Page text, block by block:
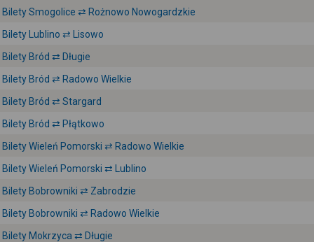
Bilety Smogolice ⇄ Rożnowo Nowogardzkie
Bilety Lublino ⇄ Lisowo
Bilety Bród ⇄ Długie
Bilety Bród ⇄ Radowo Wielkie
Bilety Bród ⇄ Stargard
Bilety Bród ⇄ Płątkowo
Bilety Wieleń Pomorski ⇄ Radowo Wielkie
Bilety Wieleń Pomorski ⇄ Lublino
Bilety Bobrowniki ⇄ Zabrodzie
Bilety Bobrowniki ⇄ Radowo Wielkie
Bilety Mokrzyca ⇄ Długie